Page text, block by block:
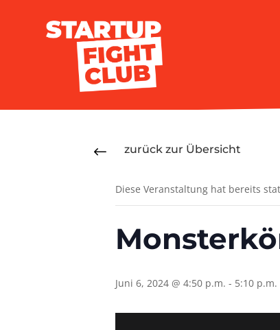
# zurück zur Übersicht
Diese Veranstaltung hat bereits
Juni 6, 2024 @ 4:50 p.m. - 5:10 p.m.